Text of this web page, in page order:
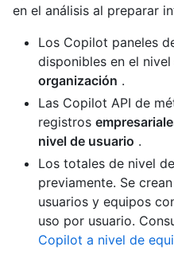
en el análisis al preparar
Los Copilot paneles
disponibles en el nivel
organización .
Las Copilot API de
registros
nivel de usuario .
Los totales de nivel
previamente. Se
usuarios y equipos
uso por usuario.
Copilot a nivel de